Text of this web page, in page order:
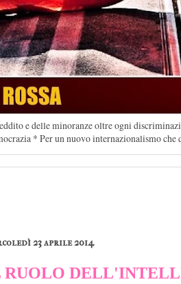
e delle minoranze oltre ogni
* Per un nuovo internazionalismo
23 aprile 2014
RUOLO